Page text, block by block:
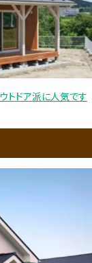
トドア派に人気です